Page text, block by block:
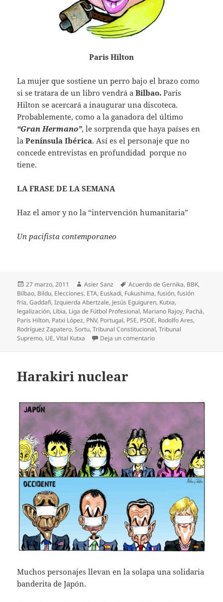
Paris Hilton
La mujer que sostiene un perro bajo el brazo como
si se tratara de un libro vendrá a Bilbao.Paris
Hilton se acercará a inaugurar una discoteca.
Probablemente, como a la ganadora del último
“Gran Hermano”, le sorprenda que haya países en
laPenínsula Ibérica. Así es el personaje que no
concede entrevistas en profundidad porque no
tiene.
LA FRASE DE LA SEMANA
Haz el amor y no la “intervención humanitaria”
Un pacifista contemporaneo
Publicado
el
27 marzo, 2011 Autor
Asier Sanz Etiquetas
Acuerdo de Gernika, BBK,
Bilbao, Bildu, Elecciones, ETA, Euskadi, Fukushima,fusión,fusión
fría,Gaddafi,Izquierda Abertzale, Jesús Eguiguren, Kutxa,
legalización, Libia, Liga de Fútbol Profesional, Mariano Rajoy, Pachá,
Paris Hilton, Patxi López, PNV, Portugal, PSE, PSOE, Rodolfo Ares,
Rodríguez Zapatero,Sortu,Tribunal Constitucional,Tribunal
Supremo, UE,Vital Kutxa Deja un comentarioen Confusión fría sobre
Harakiri nuclear
Muchos personajes llevan en la solapa una solidaria
banderita de Japón.